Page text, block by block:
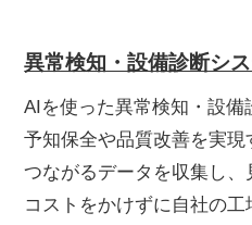
異常検知・設備診断シ
AIを使った異常検知・設
予知保全や品質改善を実
つながるデータを収集し
コストをかけずに自社の